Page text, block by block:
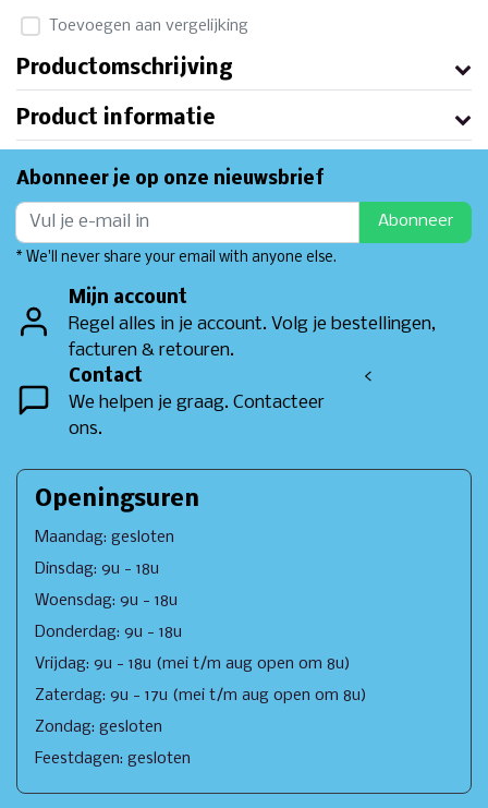
Toevoegen aan vergelijking
Productomschrijving
Product informatie
Abonneer je op onze nieuwsbrief
Abonneer
* We'll never share your email with anyone else.
Mijn account
Regel alles in je account. Volg je bestellingen,
facturen & retouren.
Contact
We helpen je graag. Contacteer
ons.
<
Openingsuren
Maandag: gesloten
Dinsdag: 9u - 18u
Woensdag: 9u - 18u
Donderdag: 9u - 18u
Vrijdag: 9u - 18u (mei t/m aug open om 8u)
Zaterdag: 9u - 17u (mei t/m aug open om 8u)
Zondag: gesloten
Feestdagen: gesloten